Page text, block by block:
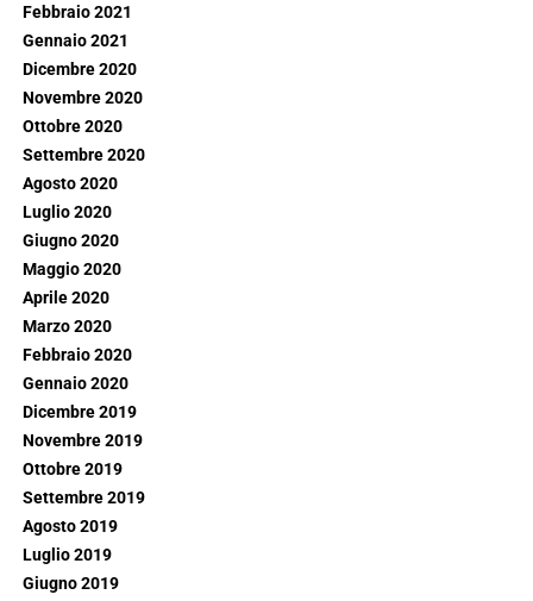
Febbraio 2021
Gennaio 2021
Dicembre 2020
Novembre 2020
Ottobre 2020
Settembre 2020
Agosto 2020
Luglio 2020
Giugno 2020
Maggio 2020
Aprile 2020
Marzo 2020
Febbraio 2020
Gennaio 2020
Dicembre 2019
Novembre 2019
Ottobre 2019
Settembre 2019
Agosto 2019
Luglio 2019
Giugno 2019